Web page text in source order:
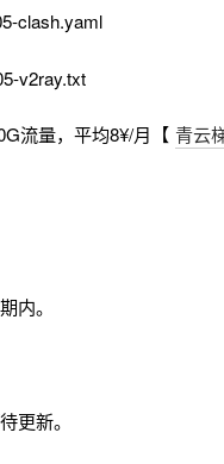
clash.yaml
v2ray.txt
流量，平均8¥/月【 青云
内。
更新。